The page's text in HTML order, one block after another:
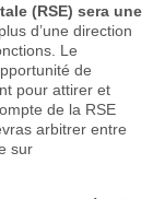
(RSE) sera une
d’une direction
Le
de
pour attirer et
de la RSE
arbitrer entre
sur